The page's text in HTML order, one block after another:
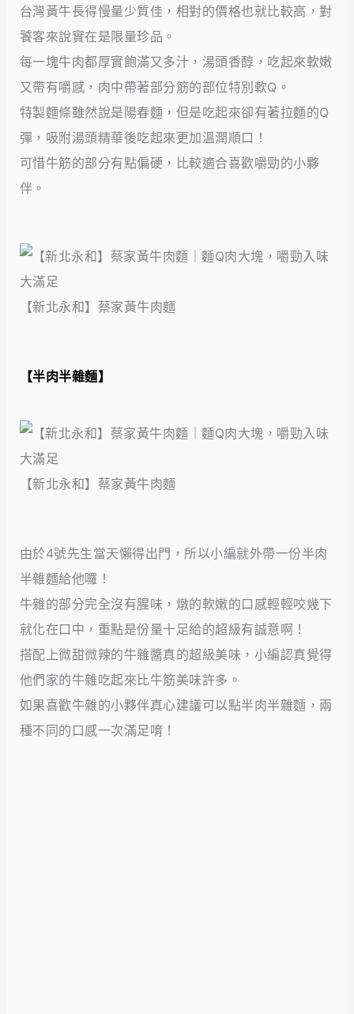
台灣黃牛長得慢量少質佳，相對的價格也就比較高，對
饕客來說實在是限量珍品。
每一塊牛肉都厚實飽滿又多汁，湯頭香醇，吃起來軟嫩
又帶有嚼感，肉中帶著部分筋的部位特別軟Q。
特製麵條雖然說是陽春麵，但是吃起來卻有著拉麵的Q
彈，吸附湯頭精華後吃起來更加溫潤順口！
可惜牛筋的部分有點偏硬，比較適合喜歡嚼勁的小夥
伴。
【新北永和】蔡家黃牛肉麵
【半肉半雜麵】
【新北永和】蔡家黃牛肉麵
由於4號先生當天懶得出門，所以小編就外帶一份半肉
半雜麵給他囉！
牛雜的部分完全沒有腥味，燉的軟嫩的口感輕輕咬幾下
就化在口中，重點是份量十足給的超級有誠意啊！
搭配上微甜微辣的牛雜醬真的超級美味，小編認真覺得
他們家的牛雜吃起來比牛筋美味許多。
如果喜歡牛雜的小夥伴真心建議可以點半肉半雜麵，兩
種不同的口感一次滿足唷！